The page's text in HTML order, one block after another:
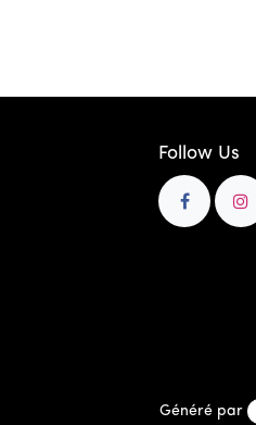
Follow Us
Généré par